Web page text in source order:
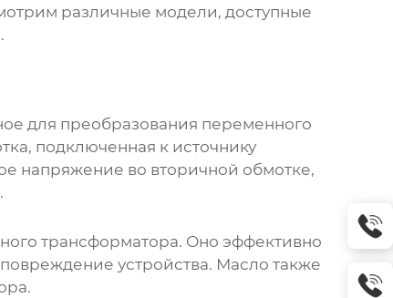
различные модели, доступные
для преобразования переменного
подключенная к источнику
напряжение во вторичной обмотке,
трансформатора. Оно эффективно
устройства. Масло также